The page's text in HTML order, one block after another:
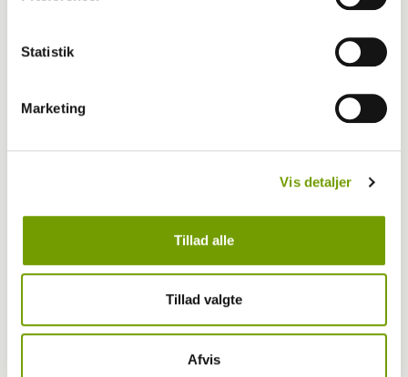
Statistik
Marketing
Vis detaljer
Tillad alle
Tillad valgte
Afvis
Beagler med snuden i sporet